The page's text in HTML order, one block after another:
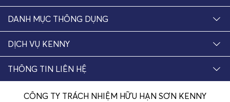
DANH MỤC THÔNG DỤNG
DỊCH VỤ KENNY
THÔNG TIN LIÊN HỆ
CÔNG TY TRÁCH NHIỆM HỮU HẠN SƠN KENNY